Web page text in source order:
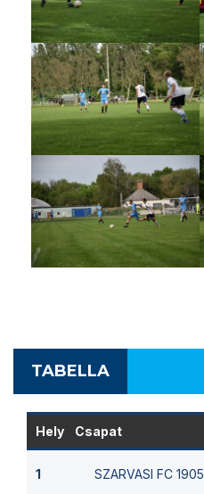
TABELLA
Hely Csapat
1 SZARVASI FC 1905